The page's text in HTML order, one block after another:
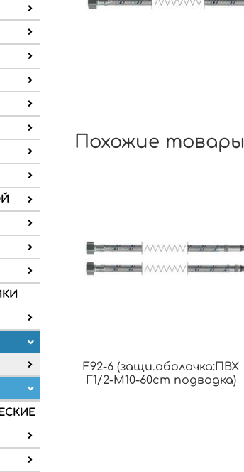
Похожие товары
F92-6 (защи.оболочка:ПВХ
Г1/2-М10-60cm подводка)